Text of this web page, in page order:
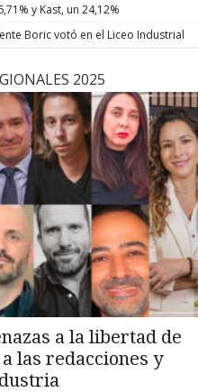
y Kast, un 24,12%
Boric votó en el Liceo Industrial
2025
a la libertad de
las redacciones y